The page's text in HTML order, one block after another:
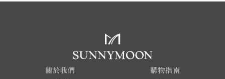
關於我們 購物指南